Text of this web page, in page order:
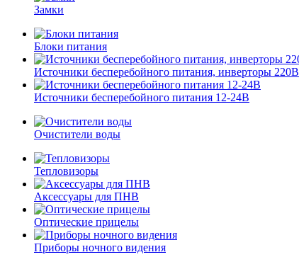
Замки
Блоки питания
Источники бесперебойного питания, инверторы 220В
Источники бесперебойного питания 12-24В
Очистители воды
Тепловизоры
Аксессуары для ПНВ
Оптические прицелы
Приборы ночного видения